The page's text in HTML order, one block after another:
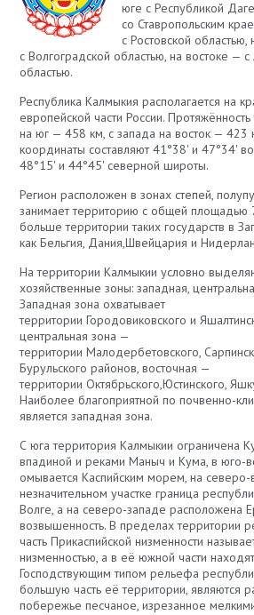
юге с Республикой
со Ставропольским
с Ростовской
с Волгоградской областью, на востоке — с
областью.
Республика Калмыкия располагается на
европейской части России.
на юг — 458 км, с запада на восток — 423
координаты составляют 41°38' и 47°34'
48°15' и 44°45' северной широты.
Регион расположен в зонах степей,
занимает территорию с общей площадью
больше территории таких государств в
как Бельгия, Дания,Швейцария и
На территории Калмыкии условно
хозяйственные зоны: западная,
Западная зона охватывает
территории Городовиковского и
центральная зона —
территории Малодербетовского,
Бурульского районов, восточная —
территории Октябрьского,Юстинского,
Наиболее благоприятной по почвенно-
является западная зона.
С юга территория Калмыкии ограничена
впадиной и реками Маныч и Кума, в юго-
омывается Каспийским морем, на северо-
незначительном участке граница
Волге, а на северо-западе расположена
возвышенность. В пределах территории
часть Прикаспийской низменности
низменностью, а в её южной части
Господствующим типом рельефа
большую часть её территории, являются
побережье песчаное, изрезанное